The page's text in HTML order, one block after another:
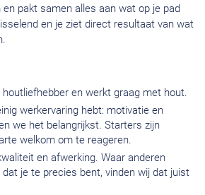
pakt samen alles aan wat op je pad
en je ziet direct resultaat van wat
en werkt graag met hout.
werkervaring hebt: motivatie en
we het belangrijkst. Starters zijn
welkom om te reageren.
en afwerking. Waar anderen
je te precies bent, vinden wij dat juist